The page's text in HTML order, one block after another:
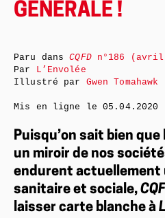
GÉNÉRALE !
Puisqu’on sait bien
un miroir de nos
endurent actuellement
sanitaire et sociale,
laisser carte blanche à
Paru dansCQFDn°186 (avril
Par L’Envolée
Illustré par Gwen Tomahawk
Mis en ligne le05.04.2020